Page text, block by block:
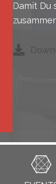
Damit Du